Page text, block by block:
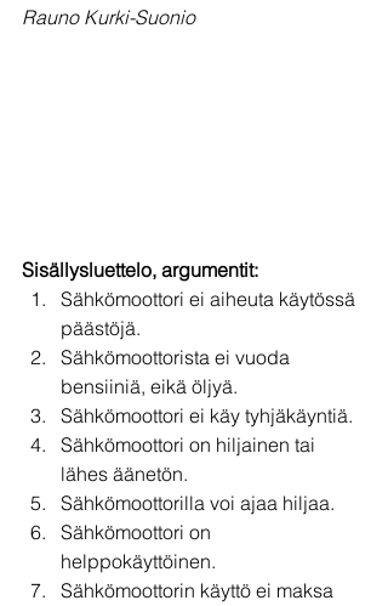
Rauno Kurki-Suonio
Sisällysluettelo, argumentit:
Sähkömoottori ei aiheuta käytössä
päästöjä.
Sähkömoottorista ei vuoda
bensiiniä, eikä öljyä.
Sähkömoottori ei käy tyhjäkäyntiä.
Sähkömoottori on hiljainen tai
lähes äänetön.
Sähkömoottorilla voi ajaa hiljaa.
Sähkömoottori on
helppokäyttöinen.
Sähkömoottorin käyttö ei maksa